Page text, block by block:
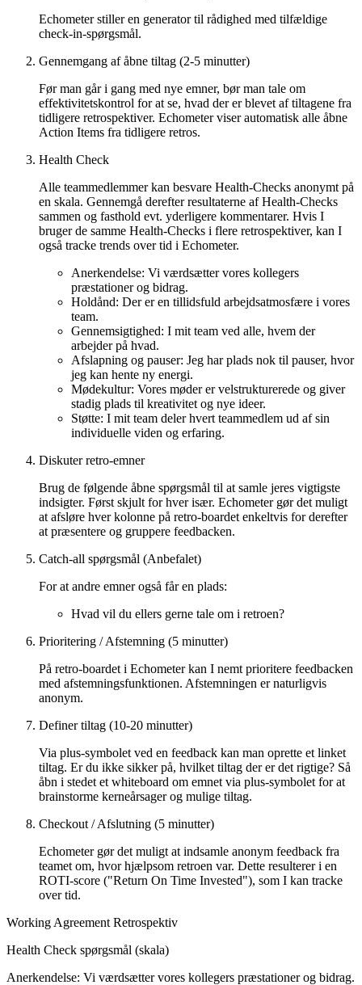
Echometer stiller en generator til rådighed med tilfældige
check-in-spørgsmål.
Gennemgang af åbne tiltag (2-5 minutter)
Før man går i gang med nye emner, bør man tale om
effektivitetskontrol for at se, hvad der er blevet af tiltagene fra
tidligere retrospektiver. Echometer viser automatisk alle åbne
Action Items fra tidligere retros.
Health Check
Alle teammedlemmer kan besvare Health-Checks anonymt på
en skala. Gennemgå derefter resultaterne af Health-Checks
sammen og fasthold evt. yderligere kommentarer. Hvis I
bruger de samme Health-Checks i flere retrospektiver, kan I
også tracke trends over tid i Echometer.
Anerkendelse: Vi værdsætter vores kollegers
præstationer og bidrag.
Holdånd: Der er en tillidsfuld arbejdsatmosfære i vores
team.
Gennemsigtighed: I mit team ved alle, hvem der
arbejder på hvad.
Afslapning og pauser: Jeg har plads nok til pauser, hvor
jeg kan hente ny energi.
Mødekultur: Vores møder er velstrukturerede og giver
stadig plads til kreativitet og nye ideer.
Støtte: I mit team deler hvert teammedlem ud af sin
individuelle viden og erfaring.
Diskuter retro-emner
Brug de følgende åbne spørgsmål til at samle jeres vigtigste
indsigter. Først skjult for hver især. Echometer gør det muligt
at afsløre hver kolonne på retro-boardet enkeltvis for derefter
at præsentere og gruppere feedbacken.
Catch-all spørgsmål (Anbefalet)
For at andre emner også får en plads:
Hvad vil du ellers gerne tale om i retroen?
Prioritering / Afstemning (5 minutter)
På retro-boardet i Echometer kan I nemt prioritere feedbacken
med afstemningsfunktionen. Afstemningen er naturligvis
anonym.
Definer tiltag (10-20 minutter)
Via plus-symbolet ved en feedback kan man oprette et linket
tiltag. Er du ikke sikker på, hvilket tiltag der er det rigtige? Så
åbn i stedet et whiteboard om emnet via plus-symbolet for at
brainstorme kerneårsager og mulige tiltag.
Checkout / Afslutning (5 minutter)
Echometer gør det muligt at indsamle anonym feedback fra
teamet om, hvor hjælpsom retroen var. Dette resulterer i en
ROTI-score ("Return On Time Invested"), som I kan tracke
over tid.
Working Agreement Retrospektiv
Health Check spørgsmål (skala)
Anerkendelse: Vi værdsætter vores kollegers præstationer og bidrag.